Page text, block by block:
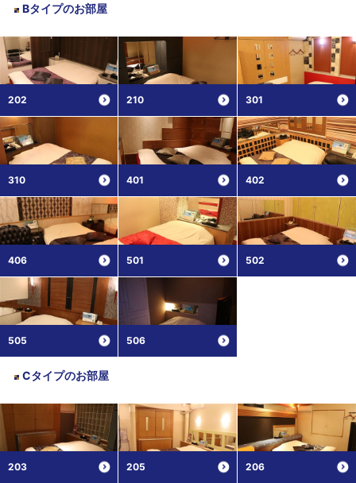
Bタイプのお部屋
202 210 301
310 401 402
406 501 502
505 506
Cタイプのお部屋
203 205 206